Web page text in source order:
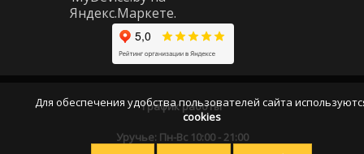
График работы
Уручье: Пн-Вс 10:00 - 21:00
Для обеспечения удобства пользователей сайта
cookies